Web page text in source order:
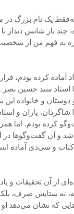
یک نام بزرگ در
چند بار شانس دیدار
تازه به فهم من از
آماده کرده بودم،
استاد سید حسین نصر
یاران و
کرده بودم. اما
شد و آن گفت‌وگوها در
و سی‌دی آماده
از آن
نه ستایش صرف،
که نشان می‌دهد او